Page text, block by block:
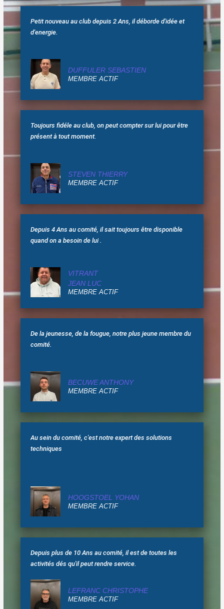
Petit nouveau au club depuis 2 Ans, il déborde d'idée et
d'energie.
DUFFULER SEBASTIEN
MEMBRE ACTIF
Toujours fidéle au club, on peut compter sur lui pour être
présent à tout moment.
STEVEN THIERRY
MEMBRE ACTIF
Depuis 4 Ans au comité, il sait toujours être disponible
quand on a besoin de lui .
VITRANT
JEAN LUC
MEMBRE ACTIF
De la jeunesse, de la fougue, notre plus jeune membre du
comité.
BECUWE ANTHONY
MEMBRE ACTIF
Au sein du comité, c'est notre expert des solutions
techniques
HOOGSTOEL YOHAN
MEMBRE ACTIF
Depuis plus de 10 Ans au comité, il est de toutes les
activités dés qu'il peut rendre service.
LEFRANC CHRISTOPHE
MEMBRE ACTIF